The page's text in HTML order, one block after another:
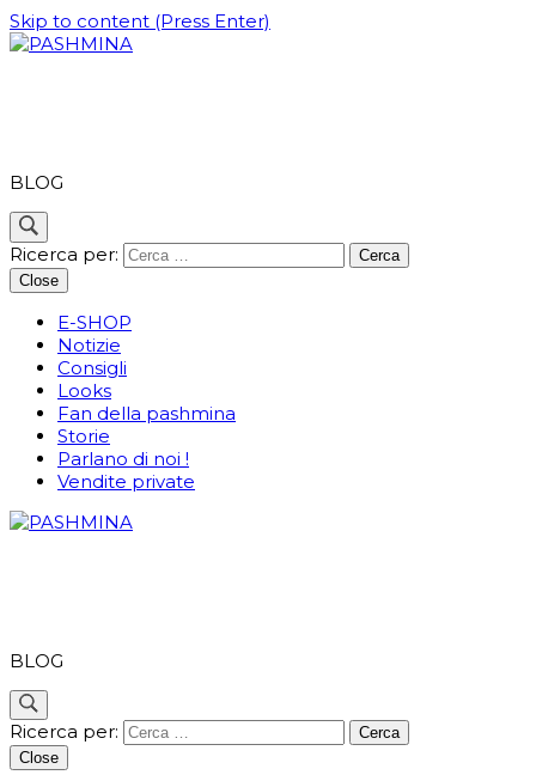
Skip to content (Press Enter)
BLOG
Ricerca per:
Close
E-SHOP
Notizie
Consigli
Looks
Fan della pashmina
Storie
Parlano di noi !
Vendite private
BLOG
Ricerca per:
Close